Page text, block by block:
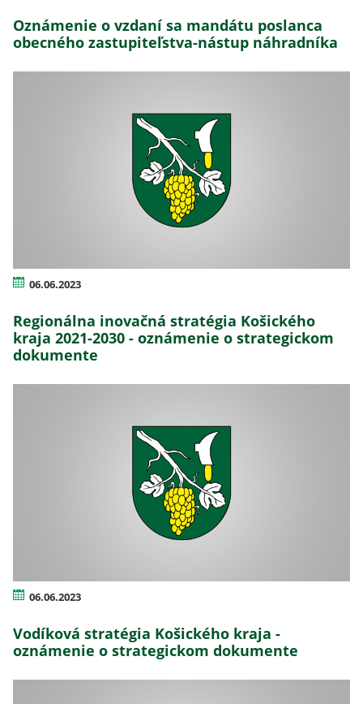
Oznámenie o vzdaní sa mandátu poslanca
obecného zastupiteľstva-nástup náhradníka
06.06.2023
Regionálna inovačná stratégia Košického
kraja 2021-2030 - oznámenie o strategickom
dokumente
06.06.2023
Vodíková stratégia Košického kraja -
oznámenie o strategickom dokumente